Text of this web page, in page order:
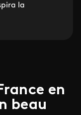
la
en
beau